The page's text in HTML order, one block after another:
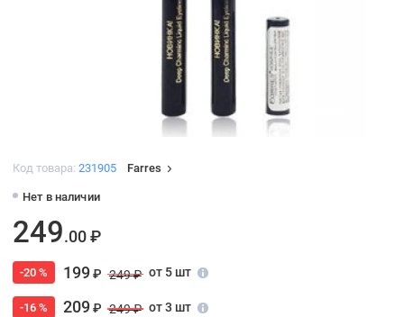
Код товара: 231905 Farres
Нет в наличии
249.00 ₽
-20 % 199₽ 249 ₽ от 5 шт
-16 % 209₽ 249 ₽ от 3 шт